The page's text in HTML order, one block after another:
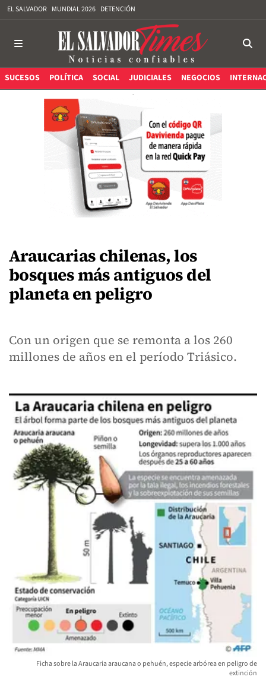
EL SALVADOR MUNDIAL 2026 DETENCIÓN
SUCESOS POLÍTICA SOCIAL JUDICIALES NEGOCIOS
Araucarias chilenas, los
bosques más antiguos del
planeta en peligro
Con un origen que se remonta a los 260
millones de años en el período Triásico.
Ficha sobre la Araucaria araucana o pehuén, especie arbórea en peligro de
extinción